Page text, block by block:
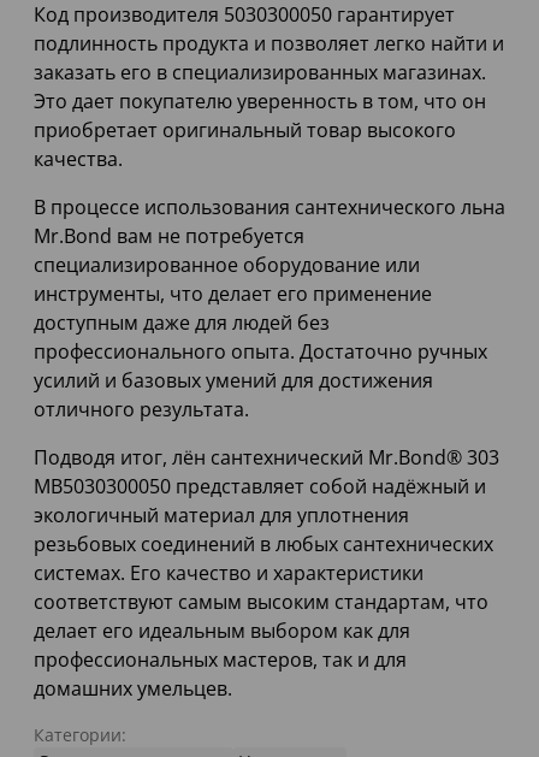
Код производителя 5030300050 гарантирует
подлинность продукта и позволяет легко найти и
заказать его в специализированных магазинах.
Это дает покупателю уверенность в том, что он
приобретает оригинальный товар высокого
качества.
В процессе использования сантехнического льна
Mr.Bond вам не потребуется
специализированное оборудование или
инструменты, что делает его применение
доступным даже для людей без
профессионального опыта. Достаточно ручных
усилий и базовых умений для достижения
отличного результата.
Подводя итог, лён сантехнический Mr.Bond® 303
MB5030300050 представляет собой надёжный и
экологичный материал для уплотнения
резьбовых соединений в любых сантехнических
системах. Его качество и характеристики
соответствуют самым высоким стандартам, что
делает его идеальным выбором как для
профессиональных мастеров, так и для
домашних умельцев.
Категории: